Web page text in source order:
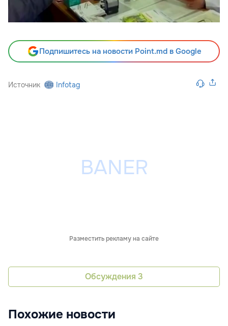
Подпишитесь на новости Point.md в Google
Источник Infotag
Разместить рекламу на сайте
Обсуждения 3
Похожие новости